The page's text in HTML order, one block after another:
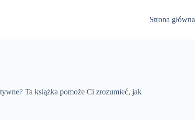
Strona główna
Ta książka pomoże Ci zrozumieć, jak